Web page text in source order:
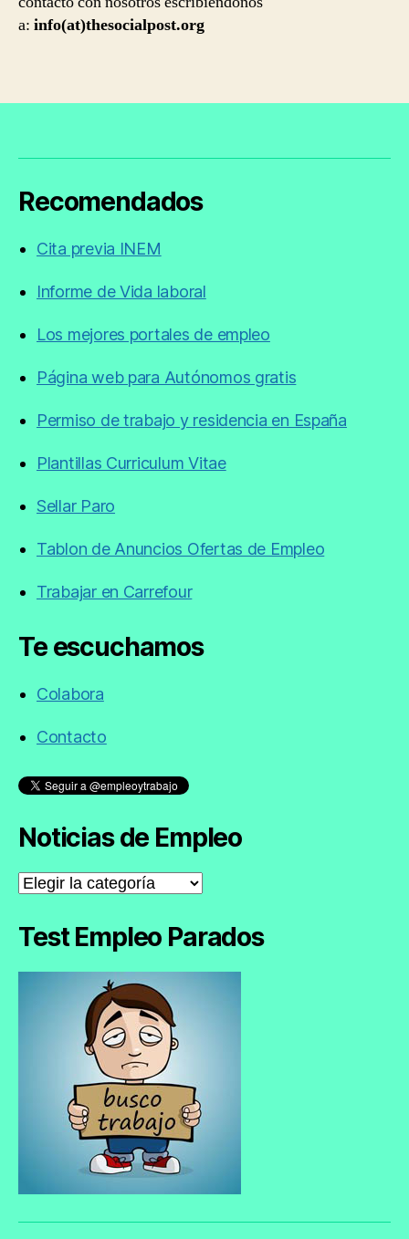
a: info(at)thesocialpost.org
Recomendados
Cita previa INEM
Informe de Vida laboral
Los mejores portales de empleo
Página web para Autónomos gratis
Permiso de trabajo y residencia en España
Plantillas Curriculum Vitae
Sellar Paro
Tablon de Anuncios Ofertas de Empleo
Trabajar en Carrefour
Te escuchamos
Colabora
Contacto
Noticias de Empleo
Noticias
de
Test Empleo Parados